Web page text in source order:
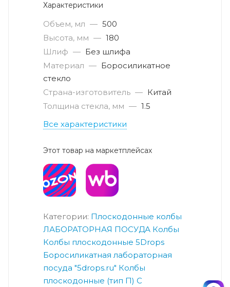
Характеристики
Объем, мл — 500
Высота, мм — 180
Шлиф — Без шлифа
Материал — Боросиликатное
стекло
Страна-изготовитель — Китай
Толщина стекла, мм — 1.5
Все характеристики
Этот товар на маркетплейсах
Категории: Плоскодонные колбы
ЛАБОРАТОРНАЯ ПОСУДА Колбы
Колбы плоскодонные 5Drops
Боросиликатная лабораторная
посуда "5drops.ru" Колбы
плоскодонные (тип П) С